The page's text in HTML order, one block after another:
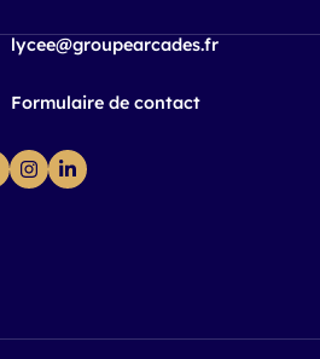
lycee@groupearcades.fr
Formulaire de contact